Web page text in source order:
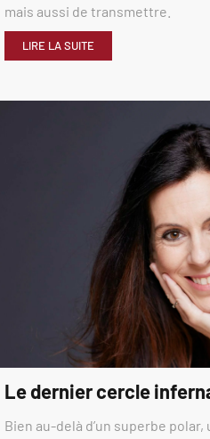
mais aussi de transmettre.
LIRE LA SUITE
Le dernier cercle
Bien au-delà d’un superbe